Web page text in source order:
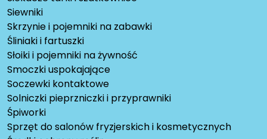
Siewniki
Skrzynie i pojemniki na zabawki
Śliniaki i fartuszki
Słoiki i pojemniki na żywność
Smoczki uspokajające
Soczewki kontaktowe
Solniczki pieprzniczki i przyprawniki
Śpiworki
Sprzęt do salonów fryzjerskich i kosmetycznych